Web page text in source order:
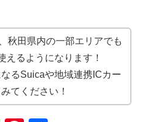
秋田県内の一部エリアでも
えるようになります！
るSuicaや地域連携ICカー
てください！